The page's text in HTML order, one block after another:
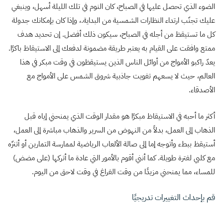
الضوء الذي تحصل عليها في الصباح، كان النوم في تلك الليلة أسهل، وينبغي
عليك تجنّب ارتداء النظارات الشمسية من البداية.، وإذا كان بإمكانك جدولة
كل ما تستيقظ من أجله في الصباح، سيكون ذلك أفضل. إن تحديد هدف
ممتع وافقت على القيام به يعتبر طريقة مضمونة لدفعك إلى الاستيقاظ باكرًا.
يعدّ راكبو الأمواج من أوائل الناس الذين يستيقظون في وقت مبكر في هذا
العالم، حيث لا يسعهم تفويت جاذبية شروق الشمس على الأمواج مع
الأصدقاء.
أكثر ما أحبه في الاستيقاظ مبكرًا هو مقدار الوقت الذي يمنحني إياه قبل
الذهاب إلى العمل، بدلاً من النهوض من السرير والذهاب مباشرة إلى العمل،
أستيقظ ببطء وأتوجه إما إلى صالة الألعاب الرياضية لممارسة التمارين أو أتنزّه
مع كلبي لفترة طويلة. كما أنني أقوم بالأمور التي عادة ما أتركها (على مضض)
للمساء، مما يمنحني مزيدًا من وقت الفراغ في وقت لاحق من اليوم.
قم بإحداث التغييرات تدريجيًا